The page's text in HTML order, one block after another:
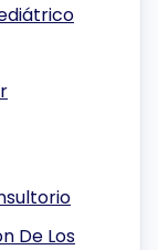
De Los